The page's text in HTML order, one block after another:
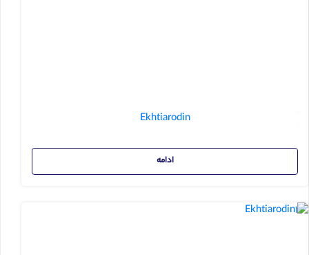
Ekhtiarodin
ادامه